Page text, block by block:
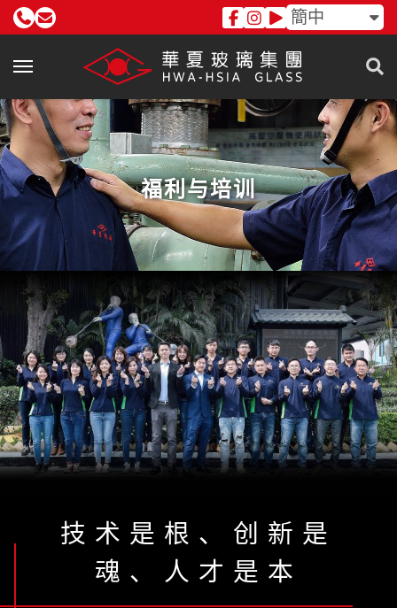
簡中
福利与培训
技术是根、创新是
魂、人才是本